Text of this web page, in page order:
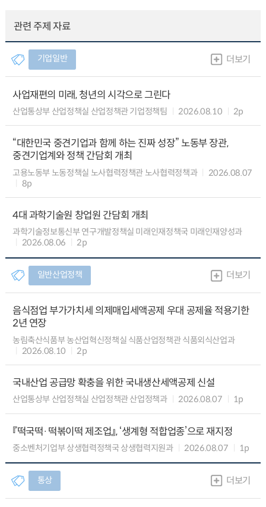
관련 주제 자료
기업일반 더보기
사업재편의 미래, 청년의 시각으로 그린다
산업통상부 산업정책실 산업정책관 기업정책팀 2026.08.10 2p
“대한민국 중견기업과 함께 하는 진짜 성장” 노동부 장관,
중견기업계와 정책 간담회 개최
고용노동부 노동정책실 노사협력정책관 노사협력정책과
2026.08.07
8p
4대 과학기술원 창업원 간담회 개최
과학기술정보통신부 연구개발정책실 미래인재정책국 미래인재양성과
2026.08.06
2p
일반산업정책 더보기
음식점업 부가가치세 의제매입세액공제 우대 공제율 적용기한
2년 연장
농림축산식품부 농산업혁신정책실 식품산업정책관 식품외식산업과
2026.08.10
2p
국내산업 공급망 확충을 위한 국내생산세액공제 신설
산업통상부 산업정책실 산업정책관 산업정책과 2026.08.07 1p
『떡국떡·떡볶이떡 제조업』, ‘생계형 적합업종’으로 재지정
중소벤처기업부 상생협력정책국 상생협력지원과 2026.08.07 1p
통상 더보기